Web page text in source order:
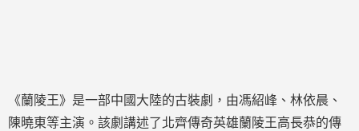
《蘭陵王》是一部中國大陸的古裝劇，由馮紹峰、林依晨、
陳曉東等主演。該劇講述了北齊傳奇英雄蘭陵王高長恭的傳